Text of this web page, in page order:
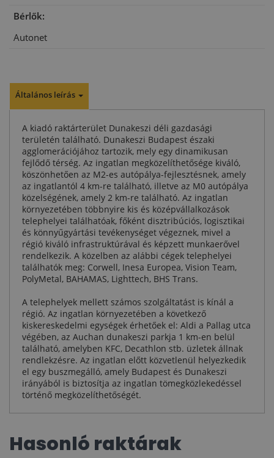
Bérlők:
Autonet
Általános leírás
A kiadó raktárterület Dunakeszi déli gazdasági
területén található. Dunakeszi Budapest északi
agglomerációjához tartozik, mely egy dinamikusan
fejlődő térség. Az ingatlan megközelíthetősége kiváló,
köszönhetően az M2-es autópálya-fejlesztésnek, amely
az ingatlantól 4 km-re található, illetve az M0 autópálya
közelségének, amely 2 km-re található. Az ingatlan
környezetében többnyire kis és középvállalkozások
telephelyei találhatóak, főként disztribúciós, logisztikai
és könnyűgyártási tevékenységet végeznek, mivel a
régió kiváló infrastruktúrával és képzett munkaerővel
rendelkezik. A közelben az alábbi cégek telephelyei
találhatók meg: Corwell, Inesa Europea, Vision Team,
PolyMetal, BAHAMAS, Lighttech, BHS Trans.
A telephelyek mellett számos szolgáltatást is kínál a
régió. Az ingatlan környezetében a következő
kiskereskedelmi egységek érhetőek el: Aldi a Pallag utca
végében, az Auchan dunakeszi parkja 1 km-en belül
található, amelyben KFC, Decathlon stb. üzletek állnak
rendlekzésre. Az ingatlan előtt közvetlenül helyezkedik
el egy buszmegálló, amely Budapest és Dunakeszi
irányából is biztosítja az ingatlan tömegközlekedéssel
történő megközelíthetőségét.
Hasonló raktárak